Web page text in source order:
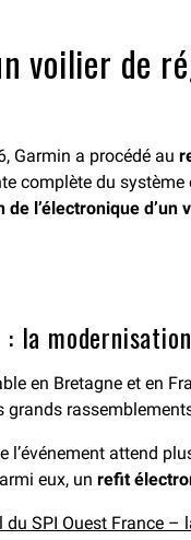
voilier de
Garmin a procédé au
complète du système
l’électronique d’un
en Bretagne et en
grands
l’événement attend
eux, un refit
SPI Ouest France